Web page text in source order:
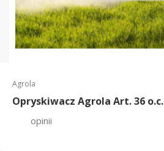
Agrola
Opryskiwacz Agrola Art. 36 o.c.
opinii